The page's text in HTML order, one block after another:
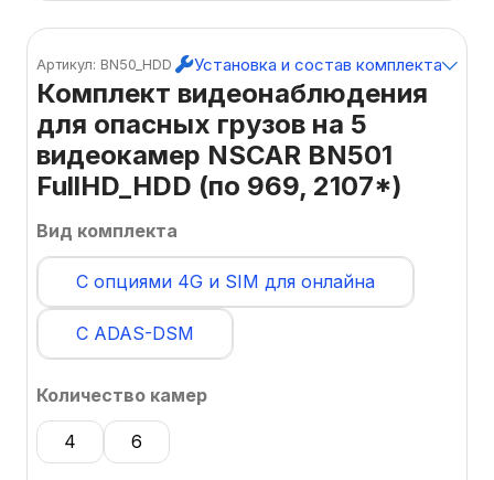
Комплект видеонаблюдения
для опасных грузов на 5
видеокамер NSCAR BN501
FullHD_HDD (по 969, 2107*)
Вид комплекта
С опциями 4G и SIM для онлайна
С ADAS-DSM
Количество камер
4 6
Артикул: BN50_HDD Установка и состав комплекта